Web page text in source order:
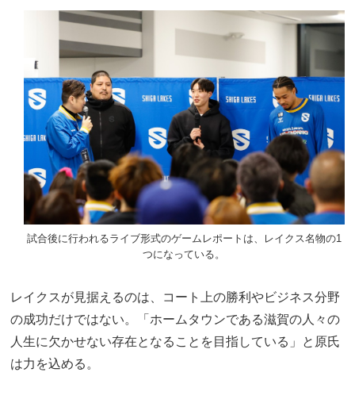
試合後に行われるライブ形式のゲームレポートは、レイクス名物の1
つになっている。
レイクスが見据えるのは、コート上の勝利やビジネス分野
の成功だけではない。「ホームタウンである滋賀の人々の
人生に欠かせない存在となることを目指している」と原氏
は力を込める。